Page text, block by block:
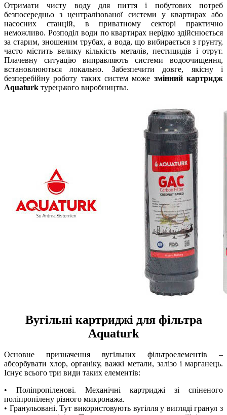
Отримати чисту воду для пиття і побутових потреб
безпосередньо з централізованої системи у квартирах або
насосних станцій, в приватному секторі практично
неможливо. Розподіл води по квартирах нерідко здійснюється
за старим, зношеним трубах, а вода, що вибирається з грунту,
часто містить велику кількість металів, пестицидів і отрут.
Плачевну ситуацію виправляють системи водоочищення,
встановлюються локально. Забезпечити довге, якісну і
безперебійну роботу таких систем може змінний картридж
Aquaturk турецького виробництва.
Вугільні картриджі для фільтра
Aquaturk
Основне призначення вугільних фільтроелементів –
абсорбувати хлор, органіку, важкі метали, залізо і марганець.
Існує всього три види таких елементів:
• Поліпропіленові. Механічні картриджі зі спіненого
поліпропілену різного микронажа.
• Гранульовані. Тут використовують вугілля у вигляді гранул з